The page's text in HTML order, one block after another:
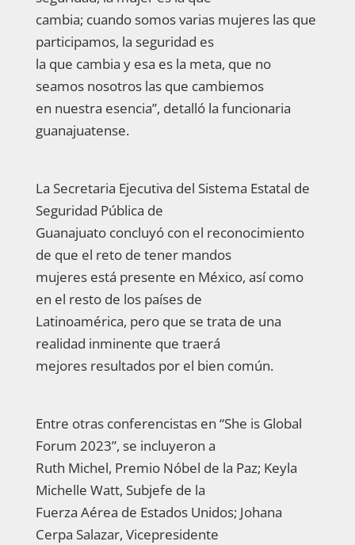
cambia; cuando somos varias mujeres las que
participamos, la seguridad es
la que cambia y esa es la meta, que no
seamos nosotros las que cambiemos
en nuestra esencia”, detalló la funcionaria
guanajuatense.
La Secretaria Ejecutiva del Sistema Estatal de
Seguridad Pública de
Guanajuato concluyó con el reconocimiento
de que el reto de tener mandos
mujeres está presente en México, así como
en el resto de los países de
Latinoamérica, pero que se trata de una
realidad inminente que traerá
mejores resultados por el bien común.
Entre otras conferencistas en “She is Global
Forum 2023”, se incluyeron a
Ruth Michel, Premio Nóbel de la Paz; Keyla
Michelle Watt, Subjefe de la
Fuerza Aérea de Estados Unidos; Johana
Cerpa Salazar, Vicepresidente